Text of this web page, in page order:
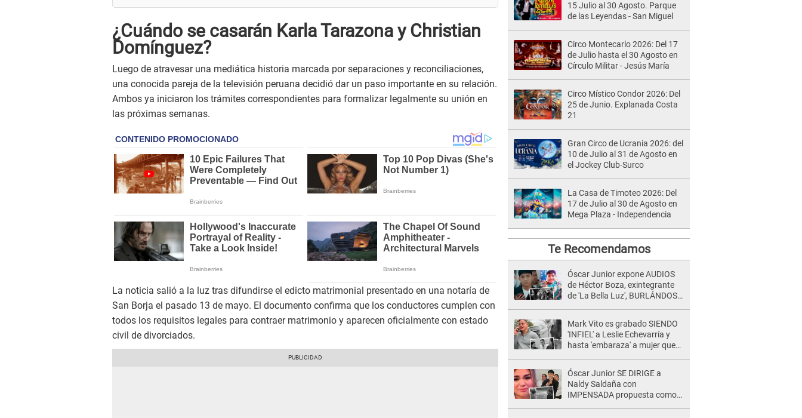
¿Cuándo se casarán Karla Tarazona y Christian
Domínguez?
Luego de atravesar una mediática historia marcada por separaciones y reconciliaciones,
una conocida pareja de la televisión peruana decidió dar un paso importante en su relación.
Ambos ya iniciaron los trámites correspondientes para formalizar legalmente su unión en
las próximas semanas.
La noticia salió a la luz tras difundirse el edicto matrimonial presentado en una notaría de
San Borja el pasado 13 de mayo. El documento confirma que los conductores cumplen con
todos los requisitos legales para contraer matrimonio y aparecen oficialmente con estado
civil de divorciados.
15 Julio al 30 Agosto. Parque
de las Leyendas - San Miguel
Circo Montecarlo 2026: Del 17
de Julio hasta el 30 Agosto en
Círculo Militar - Jesús María
Circo Místico Condor 2026: Del
25 de Junio. Explanada Costa
21
Gran Circo de Ucrania 2026: del
10 de Julio al 31 de Agosto en
el Jockey Club-Surco
La Casa de Timoteo 2026: Del
17 de Julio al 30 de Agosto en
Mega Plaza - Independencia
Te Recomendamos
Óscar Junior expone AUDIOS
de Héctor Boza, exintegrante
de 'La Bella Luz', BURLÁNDOSE
Mark Vito es grabado SIENDO
'INFIEL' a Leslie Echevarría y
hasta 'embaraza' a mujer que
desgraciado! "
Óscar Junior SE DIRIGE a
Naldy Saldaña con
IMPENSADA propuesta como